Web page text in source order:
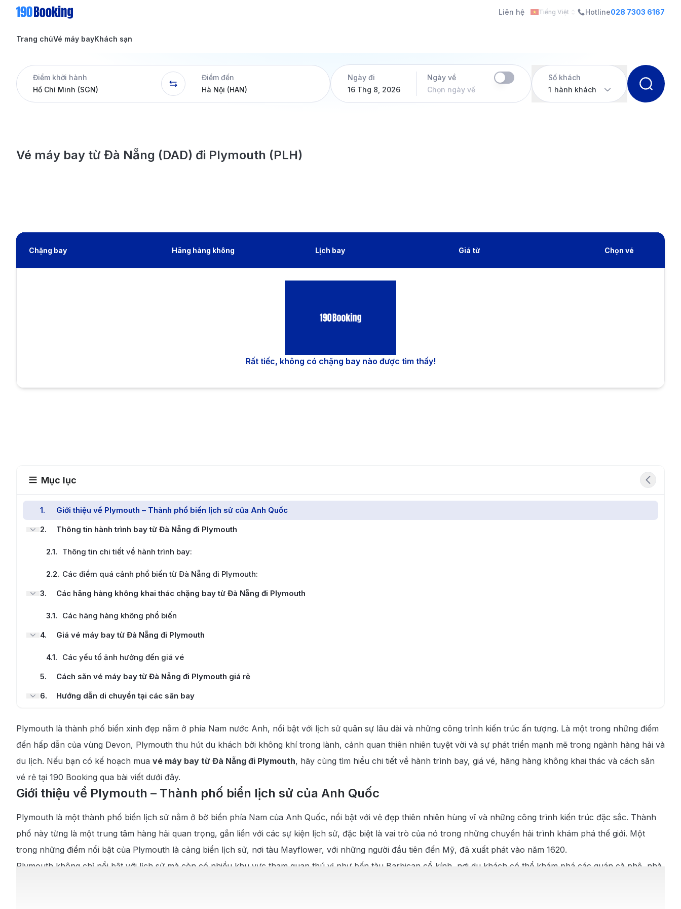
Liên hệ Tiếng Việt Hotline028 7303 6167
Trang chủVé máy bay
Tin tức
Dịch vụ
Khách sạn
Tin tức
Điểm khởi hành
Điểm đến
Ngày đi
16 Thg 8, 2026
Ngày về
Chọn ngày về
Số khách
1 hành khách
Vé máy bay từ Đà Nẵng (DAD) đi Plymouth (PLH)
Chặng bay Hãng hàng không Lịch bay Giá từ Chọn vé
Rất tiếc, không có chặng bay nào được tìm thấy!
Mục lục
1.
Giới thiệu về Plymouth – Thành phố biển lịch sử của Anh Quốc
2. Thông tin hành trình bay từ Đà Nẵng đi Plymouth
2.1. Thông tin chi tiết về hành trình bay:
2.2. Các điểm quá cảnh phổ biến từ Đà Nẵng đi Plymouth:
3. Các hãng hàng không khai thác chặng bay từ Đà Nẵng đi Plymouth
3.1.
Các hãng hàng không phổ biến
4. Giá vé máy bay từ Đà Nẵng đi Plymouth
4.1.
Các yếu tố ảnh hưởng đến giá vé
5.
Cách săn vé máy bay từ Đà Nẵng đi Plymouth giá rẻ
6. Hướng dẫn di chuyển tại các sân bay
6.2.
Di chuyển từ sân bay Exeter (EXT) về trung tâm
7
Điểm đến, ẩm thực và lời khuyên khi du lịch Plymouth
7.1. Các điểm du lịch nổi tiếng tại Plymouth
Plymouth là thành phố biển xinh đẹp nằm ở phía Nam nước Anh, nổi bật với lịch sử quân sự lâu dài và những công trình kiến trúc ấn tượng. Là một trong những điểm
đến hấp dẫn của vùng Devon, Plymouth thu hút du khách bởi không khí trong lành, cảnh quan thiên nhiên tuyệt vời và sự phát triển mạnh mẽ trong ngành hàng hải và
du lịch. Nếu bạn có kế hoạch mua vé máy bay từ Đà Nẵng đi Plymouth, hãy cùng tìm hiểu chi tiết về hành trình bay, giá vé, hãng hàng không khai thác và cách săn
vé rẻ tại 190 Booking qua bài viết dưới đây.
Giới thiệu về Plymouth – Thành phố biển lịch sử của Anh Quốc
Plymouth là một thành phố biển lịch sử nằm ở bờ biển phía Nam của Anh Quốc, nổi bật với vẻ đẹp thiên nhiên hùng vĩ và những công trình kiến trúc đặc sắc. Thành
phố này từng là một trung tâm hàng hải quan trọng, gắn liền với các sự kiện lịch sử, đặc biệt là vai trò của nó trong những chuyến hải trình khám phá thế giới. Một
trong những điểm nổi bật của Plymouth là cảng biển lịch sử, nơi tàu Mayflower, với những người đầu tiên đến Mỹ, đã xuất phát vào năm 1620.
Plymouth không chỉ nổi bật với lịch sử mà còn có nhiều khu vực tham quan thú vị như bến tàu Barbican cổ kính, nơi du khách có thể khám phá các quán cà phê, nhà